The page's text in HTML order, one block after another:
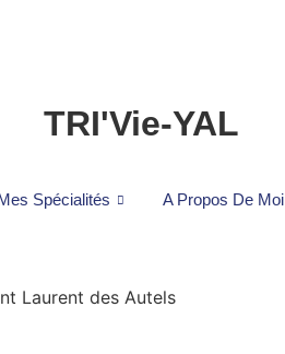
TRI'Vie-YAL
Mes Spécialités A Propos De Moi
Laurent des Autels